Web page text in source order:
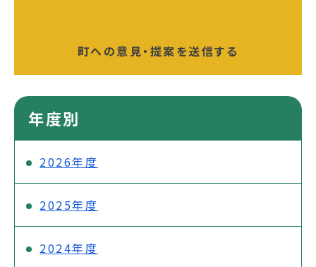
町への意見・提案を送信する
年度別
2026年度
2025年度
2024年度